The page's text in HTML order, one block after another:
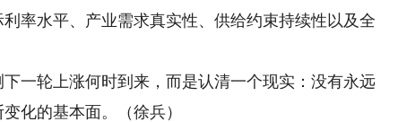
率水平、产业需求真实性、供给约束持续性以及全
轮上涨何时到来，而是认清一个现实：没有永远
化的基本面。（徐兵）